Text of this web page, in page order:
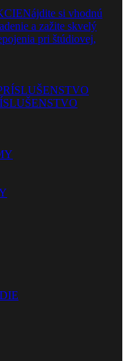
Nájdite si vhodnú
a zažite skvelý
pri štúdiovej,